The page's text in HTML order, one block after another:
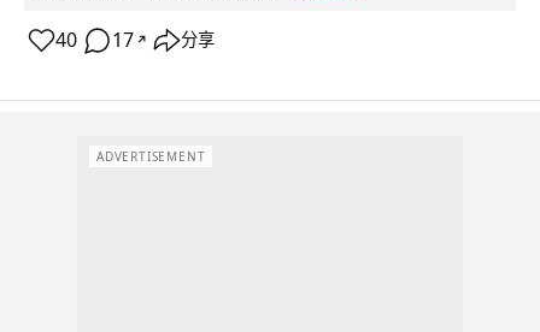
40 17 ↗ 分享
ADVERTISEMENT